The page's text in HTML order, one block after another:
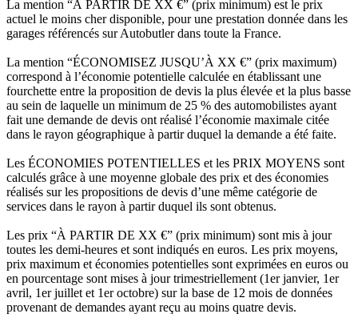
La mention “À PARTIR DE XX €” (prix minimum) est le prix
actuel le moins cher disponible, pour une prestation donnée dans les
garages référencés sur Autobutler dans toute la France.
La mention “ÉCONOMISEZ JUSQU’À XX €” (prix maximum)
correspond à l’économie potentielle calculée en établissant une
fourchette entre la proposition de devis la plus élevée et la plus basse
au sein de laquelle un minimum de 25 % des automobilistes ayant
fait une demande de devis ont réalisé l’économie maximale citée
dans le rayon géographique à partir duquel la demande a été faite.
Les ÉCONOMIES POTENTIELLES et les PRIX MOYENS sont
calculés grâce à une moyenne globale des prix et des économies
réalisés sur les propositions de devis d’une même catégorie de
services dans le rayon à partir duquel ils sont obtenus.
Les prix “À PARTIR DE XX €” (prix minimum) sont mis à jour
toutes les demi-heures et sont indiqués en euros. Les prix moyens,
prix maximum et économies potentielles sont exprimées en euros ou
en pourcentage sont mises à jour trimestriellement (1er janvier, 1er
avril, 1er juillet et 1er octobre) sur la base de 12 mois de données
provenant de demandes ayant reçu au moins quatre devis.